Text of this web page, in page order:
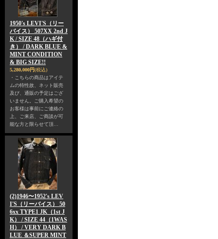
1950's LEVI'S（リー
バイス） 507XX 2nd J
K / SIZE 48（ハギ付
き） / DARK BLUE &
MINT CONDITION
& BIG SIZE!!
5,280,000円(税込)
・こちらの商品はアイテ
ムの特性故、ネット販売
及び、通販の予定はござ
いません。ご購入希望の
お客様は事前にご連絡の
上、ご来店、ご商談が可
能な方と限らせて頂…
(2)1946〜1952's LEV
I'S（リーバイス） 50
6xx TYPE1 JK（1st J
K） / SIZE 44（1WAS
H） / VERY DARK B
LUE ＆SUPER MINT